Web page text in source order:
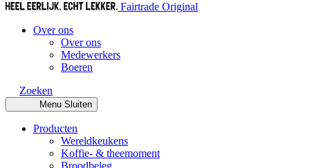
Fairtrade Original
Over ons
Over ons
Medewerkers
Boeren
Zoeken
Menu Sluiten
Producten
Wereldkeukens
Koffie- & theemoment
Broodbeleg